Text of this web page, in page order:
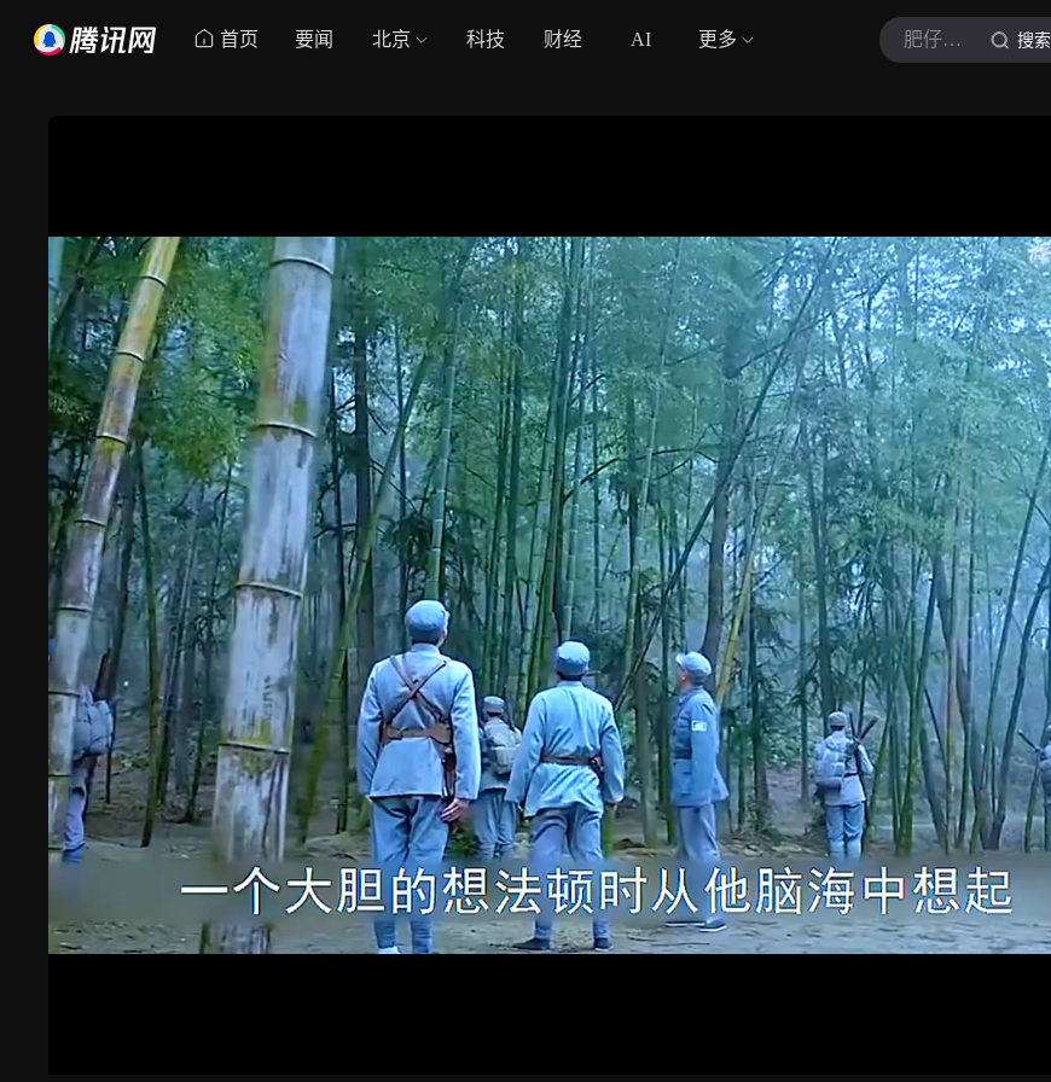
首页 要闻 北京 科技 财经 AI 更多 肥仔说剧 搜索